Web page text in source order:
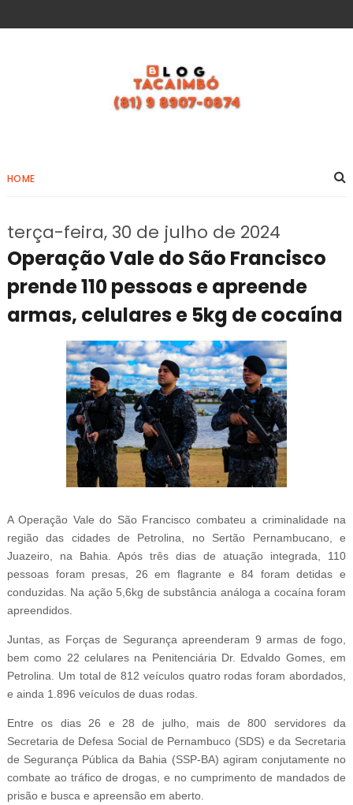
HOME
terça-feira, 30 de julho de 2024
Operação Vale do São Francisco
prende 110 pessoas e apreende
armas, celulares e 5kg de cocaína
A Operação Vale do São Francisco combateu a criminalidade na
região das cidades de Petrolina, no Sertão Pernambucano, e
Juazeiro, na Bahia. Após três dias de atuação integrada, 110
pessoas foram presas, 26 em flagrante e 84 foram detidas e
conduzidas. Na ação 5,6kg de substância análoga a cocaína foram
apreendidos.
Juntas, as Forças de Segurança apreenderam 9 armas de fogo,
bem como 22 celulares na Penitenciária Dr. Edvaldo Gomes, em
Petrolina. Um total de 812 veículos quatro rodas foram abordados,
e ainda 1.896 veículos de duas rodas.
Entre os dias 26 e 28 de julho, mais de 800 servidores da
Secretaria de Defesa Social de Pernambuco (SDS) e da Secretaria
de Segurança Pública da Bahia (SSP-BA) agiram conjutamente no
combate ao tráfico de drogas, e no cumprimento de mandados de
prisão e busca e apreensão em aberto.